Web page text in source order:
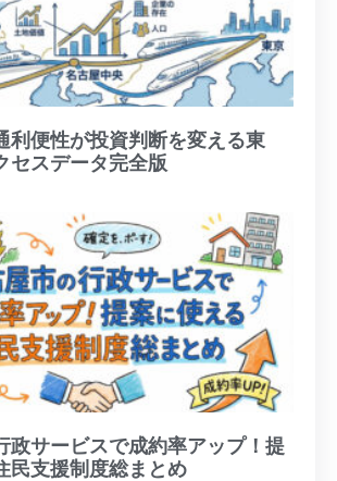
利便性が投資判断を変える東
セスデータ完全版
政サービスで成約率アップ！提
民支援制度総まとめ